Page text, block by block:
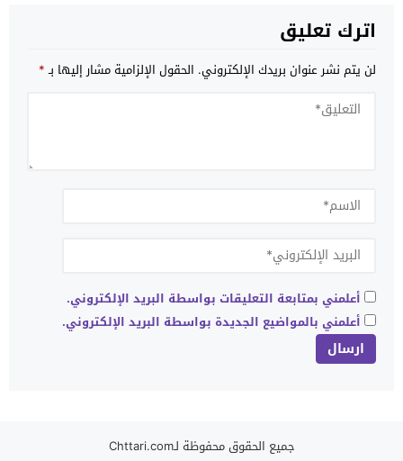
اترك تعليق
لن يتم نشر عنوان بريدك الإلكتروني. الحقول الإلزامية مشار إليها بـ*
أعلمني بمتابعة التعليقات بواسطة البريد الإلكتروني.
أعلمني بالمواضيع الجديدة بواسطة البريد الإلكتروني.
جميع الحقوق محفوظة لـChttari.com